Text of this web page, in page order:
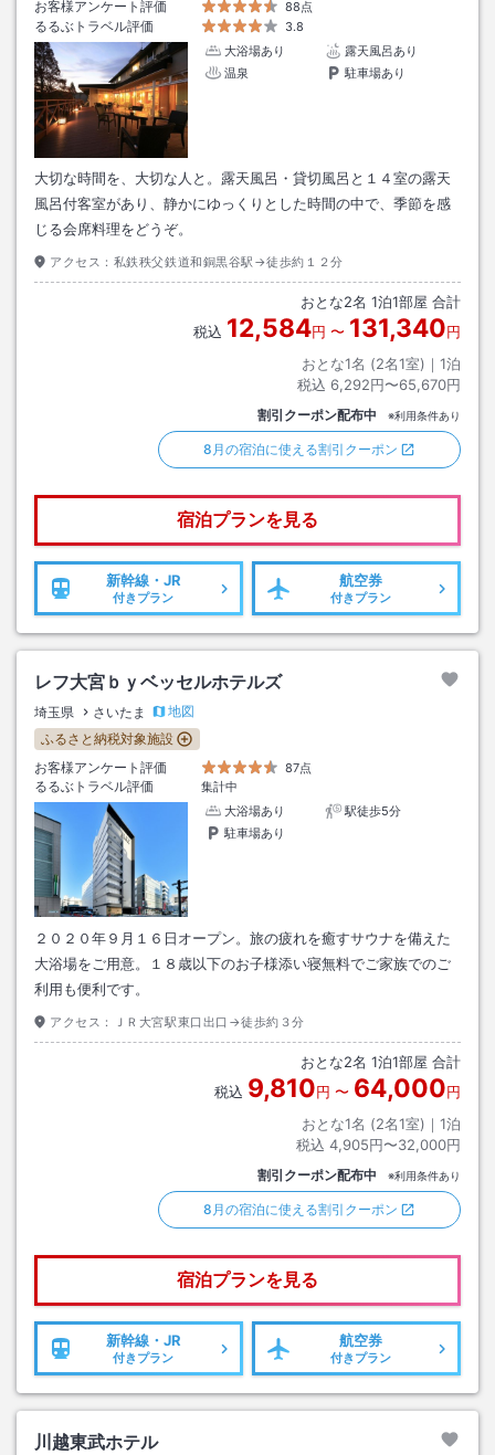
お客様アンケート評価 88点
るるぶトラベル評価
3.8
大浴場あり
露天風呂あり
温泉
駐車場あり
大切な時間を、大切な人と。露天風呂・貸切風呂と１４室の露天
風呂付客室があり、静かにゆっくりとした時間の中で、季節を感
じる会席料理をどうぞ。
アクセス： 私鉄秩父鉄道和銅黒谷駅→徒歩約１２分
おとな2名 1泊1部屋 合計
税込 12,584円 〜 131,340円
おとな1名 (2名1室)｜ 1泊
税込 6,292円〜65,670円
割引クーポン配布中 ※利用条件あり
8月の宿泊に使える割引クーポン
宿泊プランを見る
新幹線・JR
付きプラン
航空券
付きプラン
レフ大宮ｂｙベッセルホテルズ
埼玉県 さいたま
地図
ふるさと納税対象施設
お客様アンケート評価
87点
るるぶトラベル評価
集計中
大浴場あり
駅徒歩5分
駐車場あり
２０２０年９月１６日オープン。旅の疲れを癒すサウナを備えた
大浴場をご用意。１８歳以下のお子様添い寝無料でご家族でのご
利用も便利です。
アクセス： ＪＲ大宮駅東口出口→徒歩約３分
おとな2名 1泊1部屋 合計
税込 9,810円 〜 64,000円
おとな1名 (2名1室)｜ 1泊
税込 4,905円〜32,000円
割引クーポン配布中 ※利用条件あり
8月の宿泊に使える割引クーポン
宿泊プランを見る
新幹線・JR
付きプラン
航空券
付きプラン
川越東武ホテル